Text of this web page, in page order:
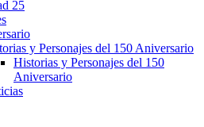
25
y Personajes del 150 Aniversario
Historias y Personajes del 150
Aniversario